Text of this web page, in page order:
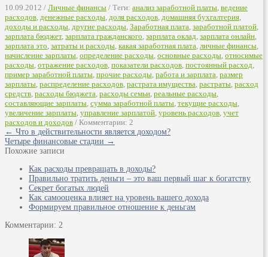
10.09.2012 / Личные финансы / Теги: анализ заработной платы, ведение
расходов, денежные расходы, доля расходов, домашняя бухгалтерия,
доходы и расходы, другие расходы, Заработная плата, заработной платой,
зарплата бюджет, зарплата гражданского, зарплата оклад, зарплата онлайн,
зарплата это, затраты и расходы, какая заработная плата, личные финансы,
начисление зарплаты, определение расходы, основные расходы, относимые
расходы, отражение расходов, показатели расходов, постоянный расход,
пример заработной платы, прочие расходы, работа и зарплата, размер
зарплаты, распределение расходов, растрата имущества, растраты, расход
средств, расходы бюджета, расходы семьи, реальные расходы,
составляющие зарплаты, сумма заработной платы, текущие расходы,
увеличение зарплаты, управление зарплатой, уровень расходов, учет
расходов и доходов / Комментарии: 2
← Что в действительности является доходом?
Четыре финансовые стадии →
Похожие записи
Как расходы превращать в доходы?
Правильно тратить деньги – это ваш первый шаг к богатству
Секрет богатых людей
Как самооценка влияет на уровень вашего дохода
Формируем правильное отношение к деньгам
Комментарии: 2